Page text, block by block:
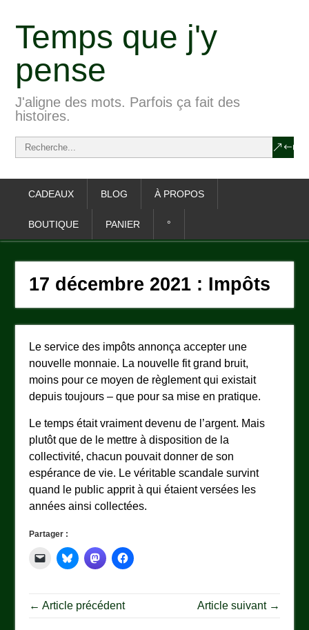
Temps que j'y
pense
J'aligne des mots. Parfois ça fait des
histoires.
CADEAUX BLOG À PROPOS
BOUTIQUE PANIER °
17 décembre 2021 : Impôts
Le service des impôts annonça accepter une
nouvelle monnaie. La nouvelle fit grand bruit,
moins pour ce moyen de règlement qui existait
depuis toujours – que pour sa mise en pratique.
Le temps était vraiment devenu de l’argent. Mais
plutôt que de le mettre à disposition de la
collectivité, chacun pouvait donner de son
espérance de vie. Le véritable scandale survint
quand le public apprit à qui étaient versées les
années ainsi collectées.
Partager :
← Article précédent Article suivant →